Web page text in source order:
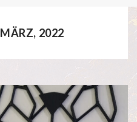
MÄRZ, 2022